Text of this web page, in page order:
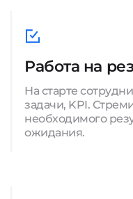
Работа на
На старте
задачи, KPI.
необходимого
ожидания.